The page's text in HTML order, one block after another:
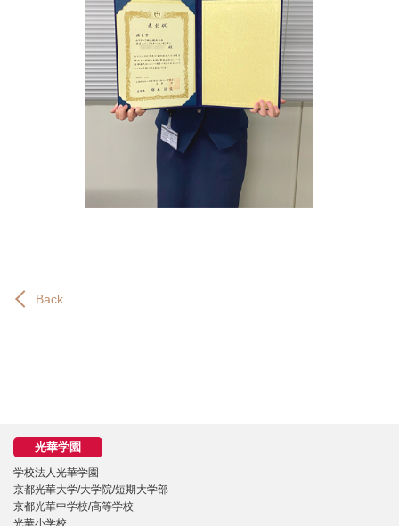
Back
学校法人光華学園
京都光華大学/大学院/短期大学部
京都光華中学校/高等学校
光華小学校